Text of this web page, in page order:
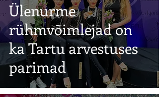
Ülenurme
rühmvõimlejad on
ka Tartu arvestuses
parimad